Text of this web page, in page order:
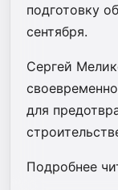
подготовку
сентября.
Сергей
для
Подробнее